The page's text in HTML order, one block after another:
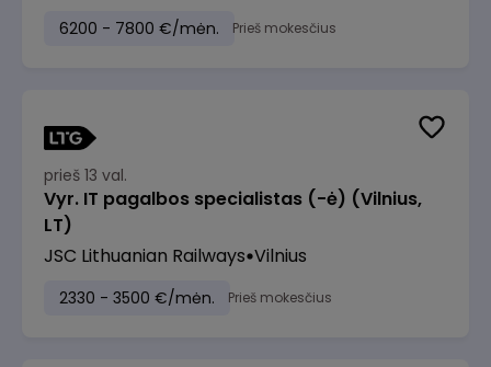
6200 - 7800 €/mėn. Prieš mokesčius
prieš 13 val.
Vyr. IT pagalbos specialistas (-ė) (Vilnius,
LT)
JSC Lithuanian Railways Vilnius
2330 - 3500 €/mėn. Prieš mokesčius